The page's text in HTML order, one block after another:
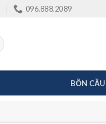
096.888.2089
BỒN CẦU